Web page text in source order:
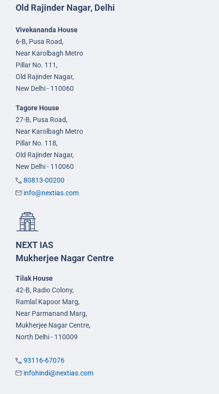
Old Rajinder Nagar, Delhi
Vivekananda House
6-B, Pusa Road,
Near Karolbagh Metro
Pillar No. 111,
Old Rajinder Nagar,
New Delhi - 110060
Tagore House
27-B, Pusa Road,
Near Karolbagh Metro
Pillar No. 118,
Old Rajinder Nagar,
New Delhi - 110060
80813-00200
info@nextias.com
NEXT IAS
Mukherjee Nagar Centre
Tilak House
42-B, Radio Colony,
Ramlal Kapoor Marg,
Near Parmanand Marg,
Mukherjee Nagar Centre,
North Delhi - 110009
93116-67076
infohindi@nextias.com